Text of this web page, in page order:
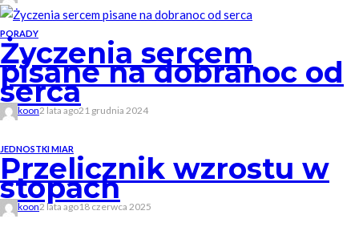
PORADY
Życzenia sercem
pisane na dobranoc od
serca
koon2 lata ago21 grudnia 2024
JEDNOSTKI MIAR
Przelicznik wzrostu w
stopach
koon2 lata ago18 czerwca 2025